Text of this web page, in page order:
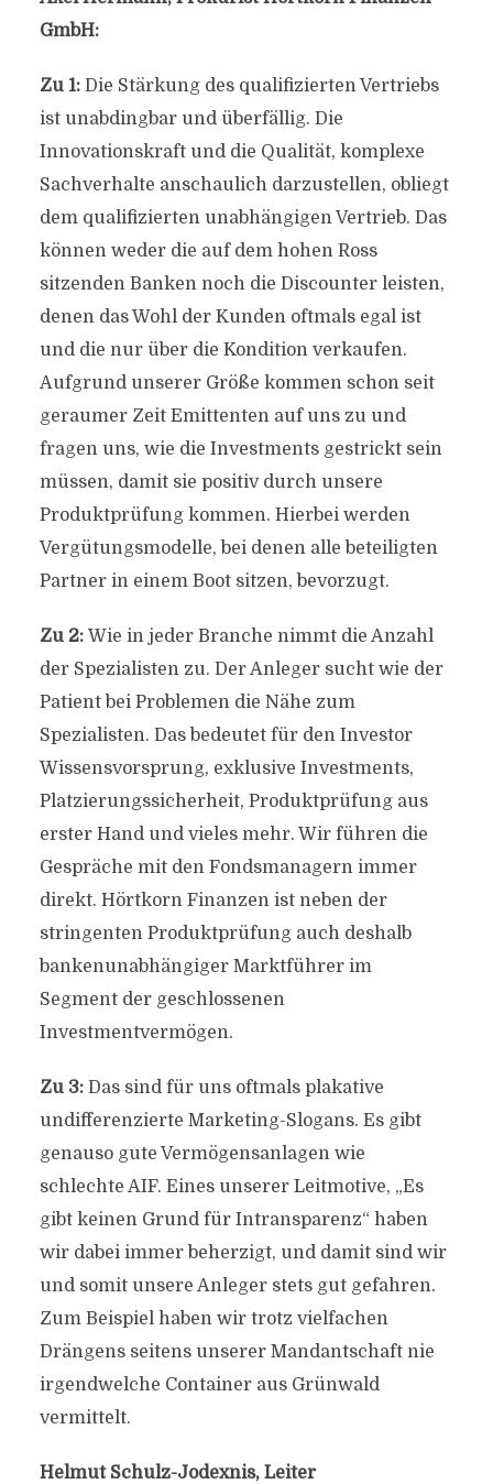
GmbH:
Zu 1:Die Stärkung des qualifizierten Vertriebs
ist unabdingbar und überfällig. Die
Innovationskraft und die Qualität, komplexe
Sachverhalte anschaulich darzustellen, obliegt
dem qualifizierten unabhängigen Vertrieb. Das
können weder die auf dem hohen Ross
sitzenden Banken noch die Discounter leisten,
denen das Wohl der Kunden oftmals egal ist
und die nur über die Kondition verkaufen.
Aufgrund unserer Größe kommen schon seit
geraumer Zeit Emittenten auf uns zu und
fragen uns, wie die Investments gestrickt sein
müssen, damit sie positiv durch unsere
Produktprüfung kommen. Hierbei werden
Vergütungsmodelle, bei denen alle beteiligten
Partner in einem Boot sitzen, bevorzugt.
Zu 2:Wie in jeder Branche nimmt die Anzahl
der Spezialisten zu. Der Anleger sucht wie der
Patient bei Problemen die Nähe zum
Spezialisten. Das bedeutet für den Investor
Wissensvorsprung, exklusive Investments,
Platzierungssicherheit, Produktprüfung aus
erster Hand und vieles mehr. Wir führen die
Gespräche mit den Fondsmanagern immer
direkt. Hörtkorn Finanzen ist neben der
stringenten Produktprüfung auch deshalb
bankenunabhängiger Marktführer im
Segment der geschlossenen
Investmentvermögen.
Zu 3:Das sind für uns oftmals plakative
undifferenzierte Marketing-Slogans. Es gibt
genauso gute Vermögensanlagen wie
schlechte AIF. Eines unserer Leitmotive, „Es
gibt keinen Grund für Intransparenz“ haben
wir dabei immer beherzigt, und damit sind wir
und somit unsere Anleger stets gut gefahren.
Zum Beispiel haben wir trotz vielfachen
Drängens seitens unserer Mandantschaft nie
irgendwelche Container aus Grünwald
vermittelt.
Helmut Schulz-Jodexnis, Leiter